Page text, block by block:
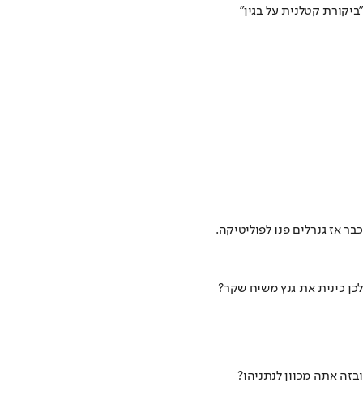
"ביקורת קטלנית על בגין"
כבר אז גנרלים פנו לפוליטיקה.
לכן כינית את גנץ משיח שקר?
ובזה אתה מכוון לנתניהו?